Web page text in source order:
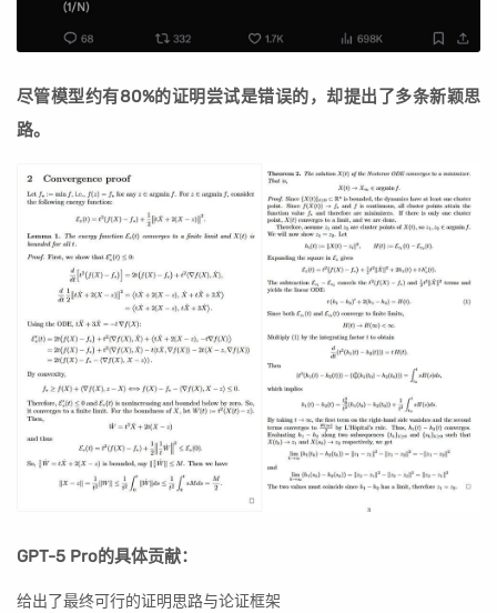
尽管模型约有80%的证明尝试是错误的，却提出了多条新颖思
路。
GPT-5 Pro的具体贡献：
给出了最终可行的证明思路与论证框架